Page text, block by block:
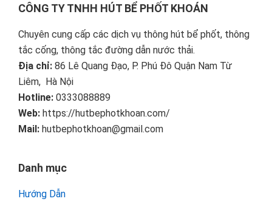
Footer
CÔNG TY TNHH HÚT BỂ PHỐT KHOÁN
Chuyên cung cấp các dịch vụ thông hút bể phốt, thông
tắc cống, thông tắc đường dẫn nước thải.
Địa chỉ: 86 Lê Quang Đạo, P. Phú Đô Quận Nam Từ
Liêm, Hà Nội
Hotline: 0333088889
Web: https://hutbephotkhoan.com/
Mail: hutbephotkhoan@gmail.com
Danh mục
Hướng Dẫn